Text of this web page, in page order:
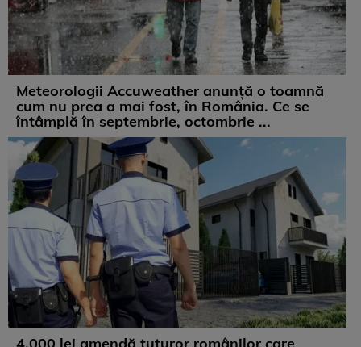
Meteorologii Accuweather anunță o toamnă
cum nu prea a mai fost, în România. Ce se
întâmplă în septembrie, octombrie ...